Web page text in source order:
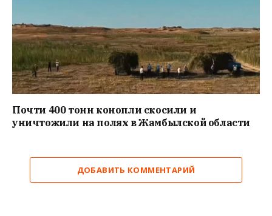
Почти 400 тонн конопли скосили и
уничтожили на полях в Жамбылской области
ДОБАВИТЬ КОММЕНТАРИЙ